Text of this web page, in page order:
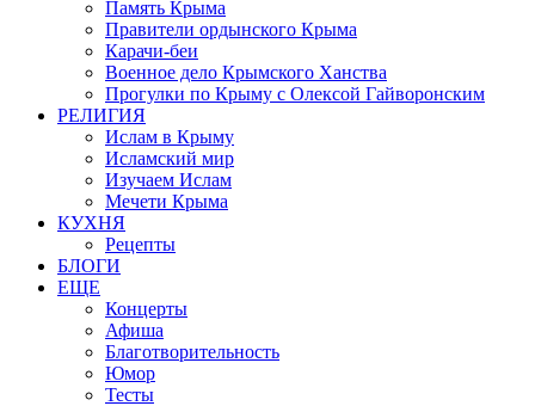
Память Крыма
Правители ордынского Крыма
Карачи-беи
Военное дело Крымского Ханства
Прогулки по Крыму с Олексой Гайворонским
РЕЛИГИЯ
Ислам в Крыму
Исламский мир
Изучаем Ислам
Мечети Крыма
КУХНЯ
Рецепты
БЛОГИ
ЕЩЕ
Концерты
Афиша
Благотворительность
Юмор
Тесты